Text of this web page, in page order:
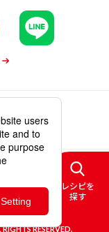
レシピを
探す
情報
ィサイトマップ
RESERVED.